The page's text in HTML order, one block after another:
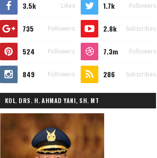
3.5k Likes 1.7k Followers
735 Followers 2.8k Subscribes
524 Followers 7.3m Followers
849 Followers 286 Subscribes
KOL. DRS. H. AHMAD YANI, SH. MT